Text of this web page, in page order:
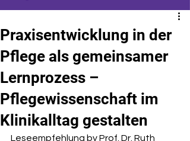
Praxisentwicklung in der
Pflege als gemeinsamer
Lernprozess –
Pflegewissenschaft im
Klinikalltag gestalten
Leseempfehlung by Prof. Dr. Ruth